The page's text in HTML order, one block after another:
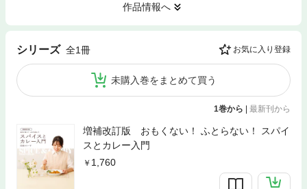
作品情報へ
シリーズ 全1冊 お気に入り登録
未購入巻をまとめて買う
1巻から | 最新刊から
増補改訂版 おもくない！ ふとらない！ スパイ
スとカレー入門
1,760